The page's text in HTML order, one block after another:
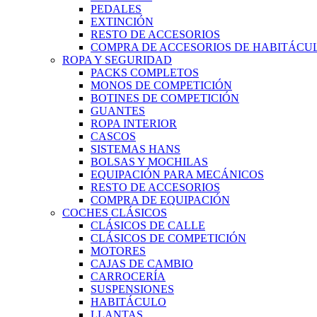
PEDALES
EXTINCIÓN
RESTO DE ACCESORIOS
COMPRA DE ACCESORIOS DE
ROPA Y SEGURIDAD
PACKS COMPLETOS
MONOS DE COMPETICIÓN
BOTINES DE COMPETICIÓN
GUANTES
ROPA INTERIOR
CASCOS
SISTEMAS HANS
BOLSAS Y MOCHILAS
EQUIPACIÓN PARA MECÁNICOS
RESTO DE ACCESORIOS
COMPRA DE EQUIPACIÓN
COCHES CLÁSICOS
CLÁSICOS DE CALLE
CLÁSICOS DE COMPETICIÓN
MOTORES
CAJAS DE CAMBIO
CARROCERÍA
SUSPENSIONES
HABITÁCULO
LLANTAS